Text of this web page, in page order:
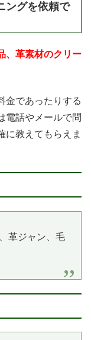
ングを依頼で
、革素材のクリー
金であったりする
電話やメールで問
に教えてもらえま
革ジャン、毛